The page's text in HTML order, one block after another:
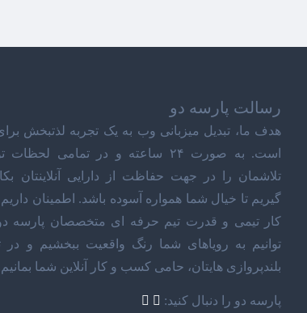
رسالت پارسه دو
هدف ما، تبدیل میزبانی وب به یک تجربه لذتبخش
است. به صورت ۲۴ ساعته و در تمامی
تلاشمان را در جهت حفاظت از دارایی آنلاینتان
گیریم تا خیال شما همواره آسوده باشد. اطمینان داریم
کار تیمی و قدرت تیم حرفه ای متخصصان پارسه
توانیم به رویاهای شما رنگ واقعیت ببخشیم و در
بلندپروازی هایتان، حامی کسب و کار آنلاین شما
پارسه دو را دنبال کنید: